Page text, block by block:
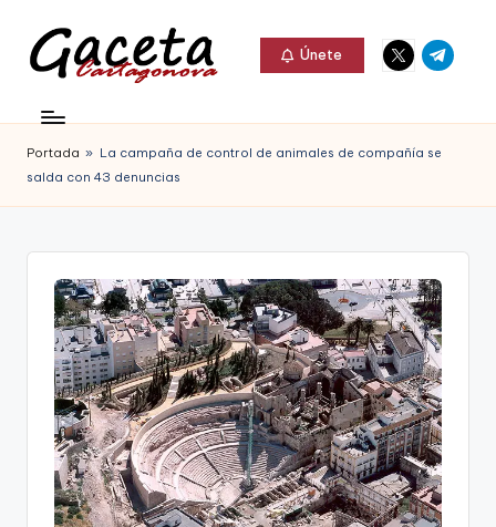
Saltar
contenido
c
e
t
Gaceta
Cartagonova,
La
que
informa
Cartagena,
Cartagena,
Únete
Elemento
del
Elemento
del
Portada » La campaña de control de animales de compañía se
salda con 43 denuncias